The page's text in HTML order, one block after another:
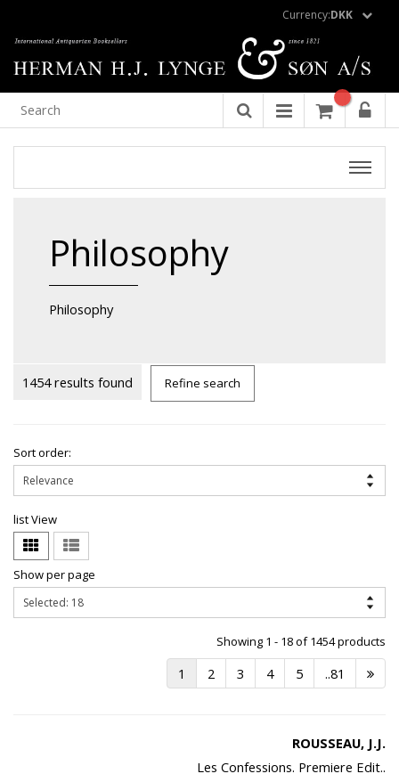
Currency:DKK
Philosophy
Philosophy
1454 results found Refine search
Sort order:
list View
Show per page
Showing 1 - 18 of 1454 products
1 2 3 4 5 ..81
ROUSSEAU, J.J.
Les Confessions. Premiere Edit..